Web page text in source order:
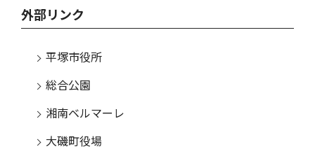
外部リンク
平塚市役所
総合公園
湘南ベルマーレ
大磯町役場